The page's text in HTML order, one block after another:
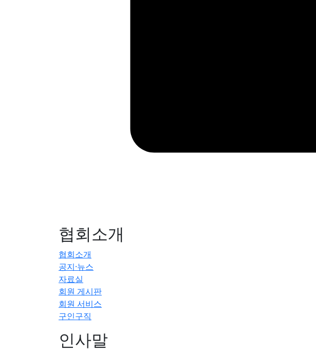
협회소개
협회소개
공지·뉴스
자료실
회원 게시판
회원 서비스
구인구직
인사말